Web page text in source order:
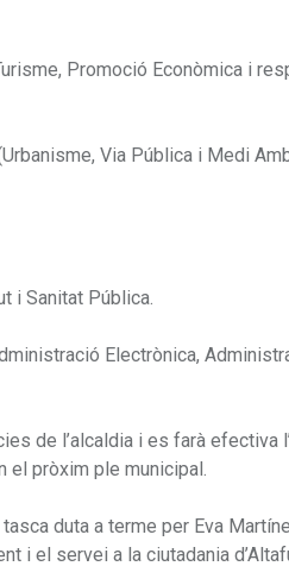
Promoció Econòmica i
Via Pública i Medi
i Sanitat Pública.
Electrònica,
de l’alcaldia i es farà efectiva
el pròxim ple municipal.
duta a terme per Eva
i el servei a la ciutadania